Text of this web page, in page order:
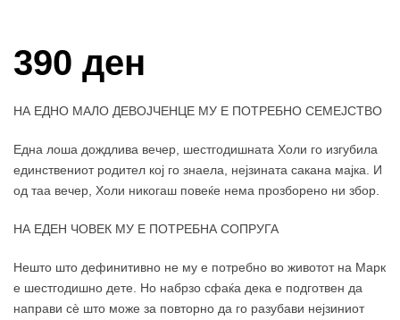
390 ден
НА ЕДНО МАЛО ДЕВОЈЧЕНЦЕ МУ Е ПОТРЕБНО СЕМЕЈСТВО
Една лоша дождлива вечер, шестгодишната Холи го изгубила
единствениот родител кој го знаела, нејзината сакана мајка. И
од таа вечер, Холи никогаш повеќе нема прозборено ни збор.
НА ЕДЕН ЧОВЕК МУ Е ПОТРЕБНА СОПРУГА
Нешто што дефинитивно не му е потребно во животот на Марк
е шестгодишно дете. Но набрзо сфаќа дека е подготвен да
направи сѐ што може за повторно да го разубави нејзиниот